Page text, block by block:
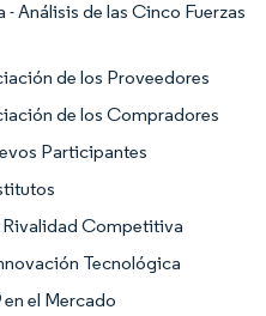
Análisis de las Cinco Fuerzas
de los Proveedores
de los Compradores
Participantes
Rivalidad Competitiva
Tecnológica
el Mercado